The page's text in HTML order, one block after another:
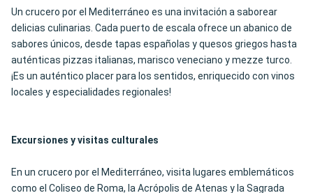
Un crucero por el Mediterráneo es una invitación a saborear
delicias culinarias. Cada puerto de escala ofrece un abanico de
sabores únicos, desde tapas españolas y quesos griegos hasta
auténticas pizzas italianas, marisco veneciano y mezze turco.
¡Es un auténtico placer para los sentidos, enriquecido con vinos
locales y especialidades regionales!
Excursiones y visitas culturales
En un crucero por el Mediterráneo, visita lugares emblemáticos
como el Coliseo de Roma, la Acrópolis de Atenas y la Sagrada